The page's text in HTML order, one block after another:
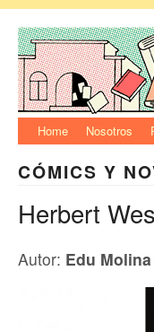
Home Nosotros
CÓMICS Y
Herbert
Autor: Edu Molina